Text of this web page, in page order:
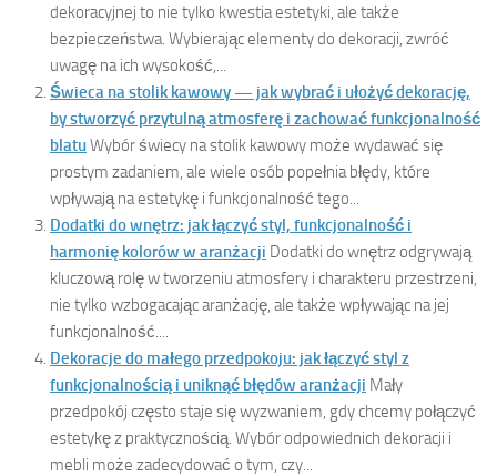
dekoracyjnej to nie tylko kwestia estetyki, ale także
bezpieczeństwa. Wybierając elementy do dekoracji, zwróć
uwagę na ich wysokość,...
Świeca na stolik kawowy — jak wybrać i ułożyć dekorację,
by stworzyć przytulną atmosferę i zachować funkcjonalność
blatuWybór świecy na stolik kawowy może wydawać się
prostym zadaniem, ale wiele osób popełnia błędy, które
wpływają na estetykę i funkcjonalność tego...
Dodatki do wnętrz: jak łączyć styl, funkcjonalność i
harmonię kolorów w aranżacji Dodatki do wnętrz odgrywają
kluczową rolę w tworzeniu atmosfery i charakteru przestrzeni,
nie tylko wzbogacając aranżację, ale także wpływając na jej
funkcjonalność....
Dekoracje do małego przedpokoju: jak łączyć styl z
funkcjonalnością i uniknąć błędów aranżacji Mały
przedpokój często staje się wyzwaniem, gdy chcemy połączyć
estetykę z praktycznością. Wybór odpowiednich dekoracji i
mebli może zadecydować o tym, czy...